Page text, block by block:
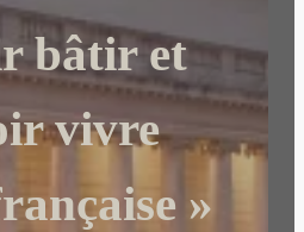
bâtir et
vivre
»